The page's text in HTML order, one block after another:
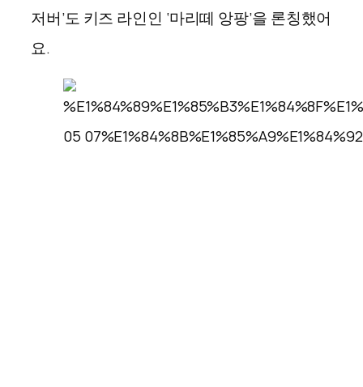
저버’도 키즈 라인인 ‘마리떼 앙팡’을 론칭했어
요.